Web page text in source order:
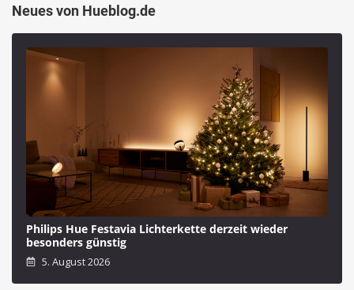
Neues von Hueblog.de
Philips Hue Festavia Lichterkette derzeit wieder
besonders günstig
5. August 2026